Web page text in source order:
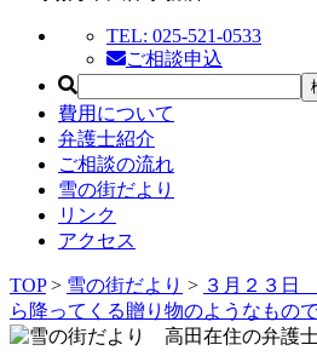
TEL: 025-521-0533
ご相談申込
費用について
弁護士紹介
ご相談の流れ
雪の街だより
リンク
アクセス
TOP> 雪の街だより > ３月２３日
ら降ってくる贈り物のようなもの